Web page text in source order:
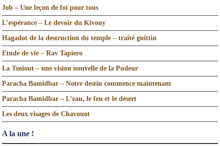
Job – Une leçon de foi pour tous
L’espérance – Le devoir du Kivouy
Hagadot de la destruction du temple – traité guittin
Etude de vie – Rav Tapiero
La Tsniout – une vision nouvelle de la Pudeur
Paracha Bamidbar – Notre destin commence maintenant
Paracha Bamidbar – L’eau, le feu et le désert
Les deux visages de Chavouot
A la une !